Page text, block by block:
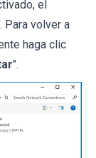
el
Para volver a
haga clic
".